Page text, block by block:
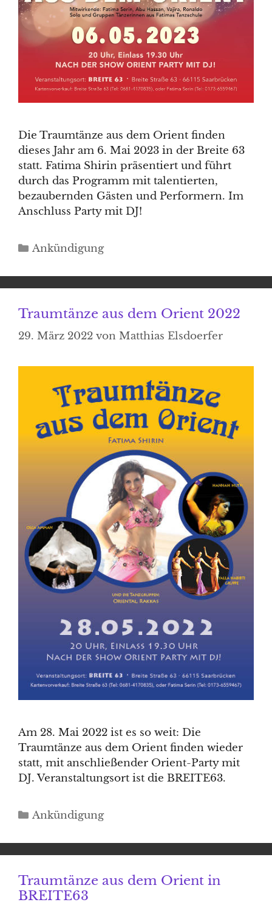
Die Traumtänze aus dem Orient finden
dieses Jahr am 6. Mai 2023 in der Breite 63
statt. Fatima Shirin präsentiert und führt
durch das Programm mit talentierten,
bezaubernden Gästen und Performern. Im
Anschluss Party mit DJ!
Kategorien
Ankündigung
Traumtänze aus dem Orient 2022
29. März 2022 von Matthias Elsdoerfer
Am 28. Mai 2022 ist es so weit: Die
Traumtänze aus dem Orient finden wieder
statt, mit anschließender Orient-Party mit
DJ. Veranstaltungsort ist die BREITE63.
Kategorien
Ankündigung
Traumtänze aus dem Orient in
BREITE63